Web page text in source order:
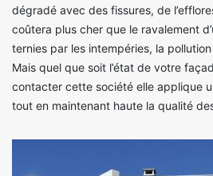
dégradé avec des fissures, de
coûtera plus cher que le ravalement
ternies par les intempéries, la
Mais quel que soit l’état de votre
contacter cette société elle applique
tout en maintenant haute la qualité